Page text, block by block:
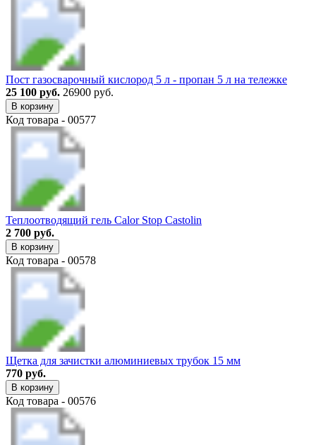
Пост газосварочный кислород 5 л - пропан 5 л на тележке
25 100 руб. 26900 руб.
В корзину
Код товара - 00577
Теплоотводящий гель Calor Stop Castolin
2 700 руб.
В корзину
Код товара - 00578
Щетка для зачистки алюминиевых трубок 15 мм
770 руб.
В корзину
Код товара - 00576